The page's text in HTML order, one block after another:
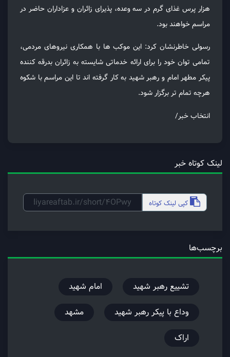
هزار پرس غذای گرم در سه وعده، پذیرای زائران و عزاداران حاضر در
مراسم خواهند بود.
رسولی خاطرنشان کرد: این موکب ها با همکاری نیروهای مردمی،
تمامی توان خود را برای ارائه خدماتی شایسته به زائران بدرقه کننده
پیکر مطهر امام و رهبر شهید به کار گرفته اند تا این مراسم با شکوه
هرچه تمام تر برگزار شود.
انتخاب خبر/
لینک کوتاه خبر
کپی لینک کوتاه
برچسب‌ها
تشییع رهبر شهید
امام شهید
وداع با پیکر رهبر شهید
مشهد
اراک